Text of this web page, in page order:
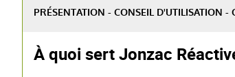
PRÉSENTATION - CONSEIL D'UTILISATION -
À quoi sert Jonzac